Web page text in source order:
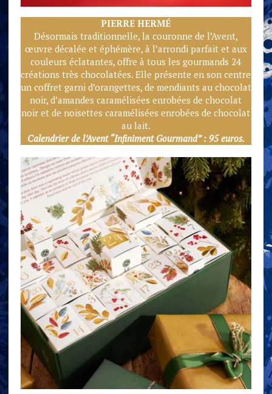
PIERRE HERMÉ
Désormais traditionnelle, la couronne de l’Avent,
œuvre décalée et éphémère, à l’arrondi parfait et aux
couleurs éclatantes, offre à tous les gourmands 24
créations très chocolatées. Elle présente en son centre
un coffret garni d’orangettes, de mendiants au chocolat
noir, d’amandes caramélisées enrobées de chocolat
noir et de noisettes caramélisées enrobées de chocolat
au lait.
Calendrier de l’Avent “Infiniment Gourmand” : 95 euros.